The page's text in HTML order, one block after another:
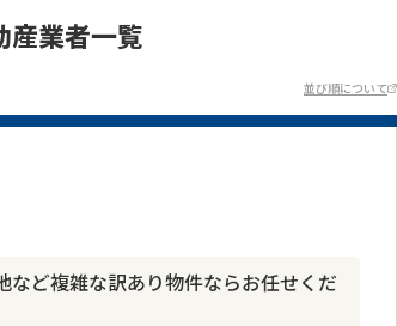
産業者一覧
並び順について
ど複雑な訳あり物件ならお任せくだ